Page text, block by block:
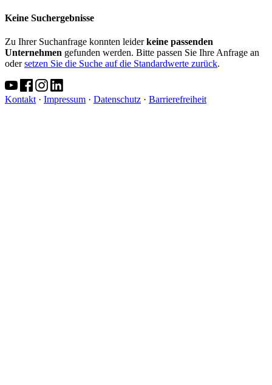
Keine Suchergebnisse
Zu Ihrer Suchanfrage konnten leiderkeine passenden
Unternehmen gefunden werden. Bitte passen Sie Ihre Anfrage an
odersetzen Sie die Suche auf die Standardwerte zurück.
Kontakt · Impressum · Datenschutz · Barrierefreiheit